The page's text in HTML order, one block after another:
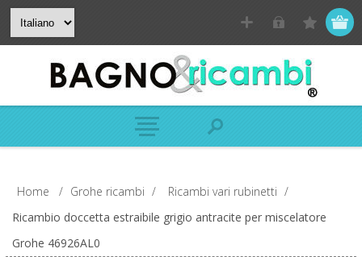
Home / Grohe ricambi / Ricambi vari rubinetti /
Ricambio doccetta estraibile grigio antracite per miscelatore
Grohe 46926AL0